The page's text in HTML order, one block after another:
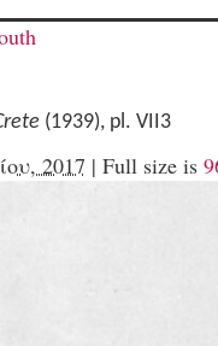
(1939), pl. VII3
2017 | Full size is